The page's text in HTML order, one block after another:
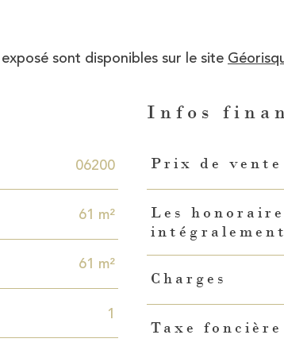
sont disponibles sur le site
06200
61 m²
61 m²
1
Infos
Caractéristiques
Prix de vente
Les
Charges
Taxe